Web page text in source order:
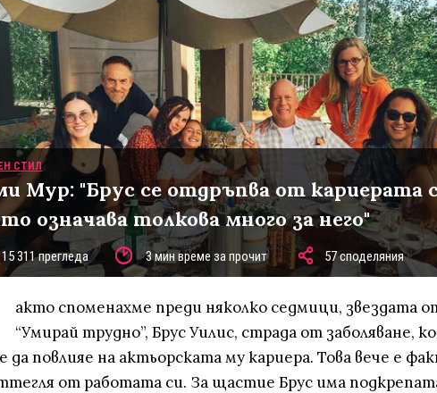
СТИЛ
Мур: "Брус се отдръпва от кариерата
означава толкова много за него"
15 311 прегледа 3 мин време за прочит 57 споделяния
акто споменахме преди няколко седмици, звездата
“Умирай трудно”, Брус Уилис, страда от заболяване,
да повлияе на актьорската му кариера. Това вече е
от работата си. За щастие Брус има